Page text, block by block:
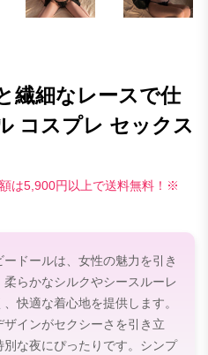
繊細なレースで仕
コスプレ セックス
は5,900円以上で送料無料！※
ドールは、女性の魅力を引き
らかなシルクやシースルーレ
快適な着心地を提供します。
インがセクシーさを引き立
な夜にぴったりです。シンプ